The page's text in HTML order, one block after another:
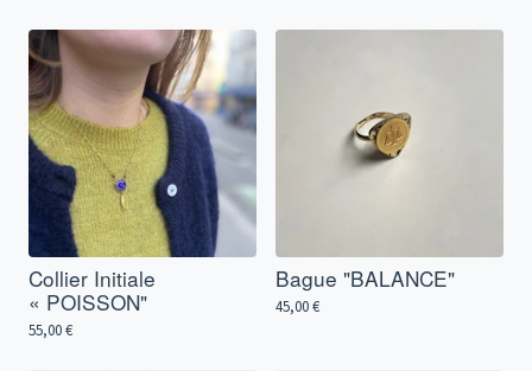
Collier Initiale
« POISSON"
55,00€
Bague "BALANCE"
45,00€